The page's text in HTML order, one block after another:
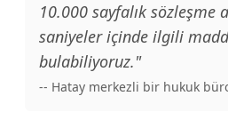
10.000 sayfalık sözleşme
saniyeler içinde ilgili
bulabiliyoruz."
-- Hatay merkezli bir hukuk